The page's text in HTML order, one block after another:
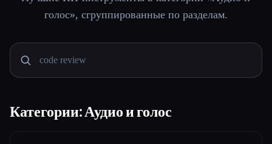
Студенты 🎬Креаторы
Сравнить инструменты
голос», сгруппированные по разделам.
Категории: Аудио и голос